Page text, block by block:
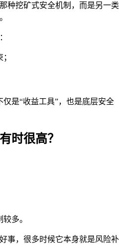
种挖矿式安全机制，而是另一类
仅是“收益工具”，也是底层安全
时很高？
多。
事，很多时候它本身就是风险补